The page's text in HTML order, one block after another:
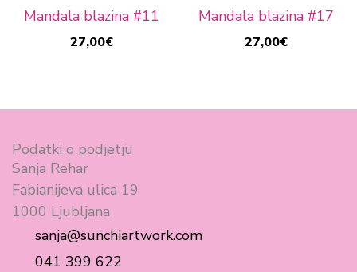
Mandala blazina #11
27,00€
Mandala blazina #17
27,00€
Podatki o podjetju
Sanja Rehar
Fabianijeva ulica 19
1000 Ljubljana
sanja@sunchiartwork.com
041 399 622